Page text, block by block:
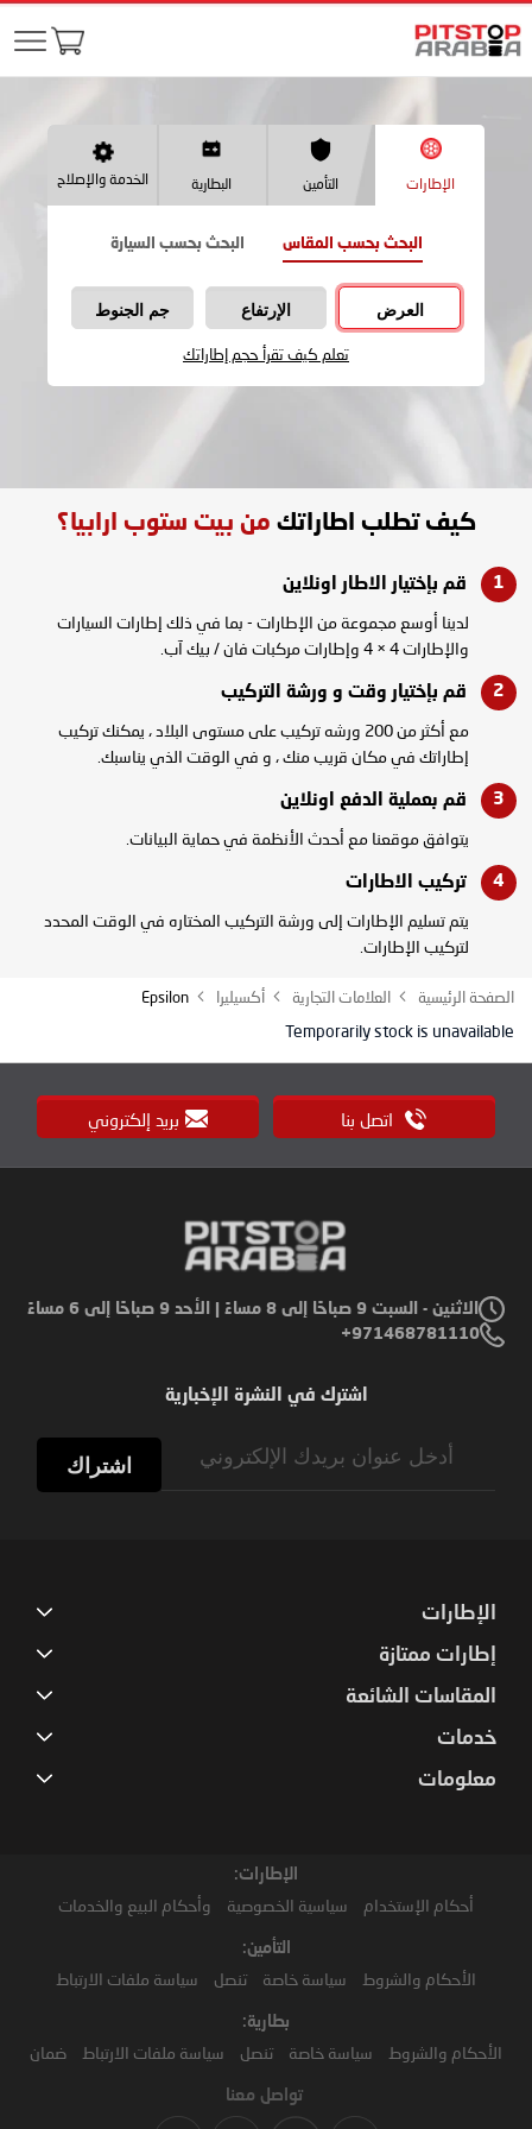
الإطارات التأمين البطارية الخدمة والإصلاح
البحث بحسب المقاس البحث بحسب السيارة
العرض الإرتفاع جم الجنوط
تعلم كيف تقرأ حجم إطاراتك
كيف تطلب اطاراتك من بيت ستوب ارابيا؟
قم بإختيار الاطار اونلاين
لدينا أوسع مجموعة من الإطارات - بما في ذلك إطارات السيارات
والإطارات 4 × 4 وإطارات مركبات فان / بيك آب.
قم بإختيار وقت و ورشة التركيب
مع أكثر من 200 ورشه تركيب على مستوى البلاد ، يمكنك تركيب
إطاراتك في مكان قريب منك ، و في الوقت الذي يناسبك.
قم بعملية الدفع اونلاين
يتوافق موقعنا مع أحدث الأنظمة في حماية البيانات.
تركيب الاطارات
يتم تسليم الإطارات إلى ورشة التركيب المختاره في الوقت المحدد
لتركيب الإطارات.
الصفحة الرئيسية العلامات التجارية أكسيليرا Epsilon
Temporarily stock is unavailable
اتصل بنا بريد إلكتروني
الاثنين - السبت 9 صباحًا إلى 8 مساءً | الأحد 9 صباحًا إلى 6 مساءً
971468781110+
اشترك في النشرة الإخبارية
اشتراك
الإطارات
إطارات ممتازة
المقاسات الشائعة
خدمات
معلومات
الإطارات:
أحكام الإستخدام سياسية الخصوصية وأحكام البيع والخدمات
التأمين:
الأحكام والشروط سياسة خاصة تنصل سياسة ملفات الارتباط
بطارية:
الأحكام والشروط سياسة خاصة تنصل سياسة ملفات الارتباط ضمان
تواصل معنا